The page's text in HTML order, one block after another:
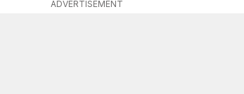
ADVERTISEMENT